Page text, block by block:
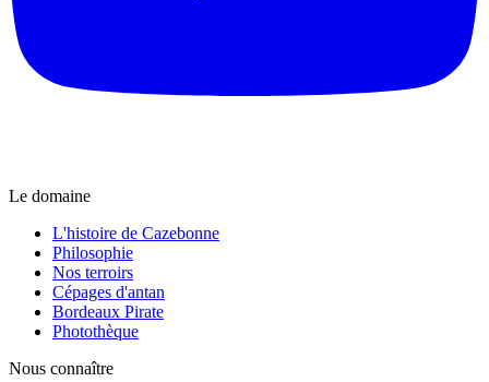
Le domaine
L'histoire de Cazebonne
Philosophie
Nos terroirs
Cépages d'antan
Bordeaux Pirate
Photothèque
Nous connaître